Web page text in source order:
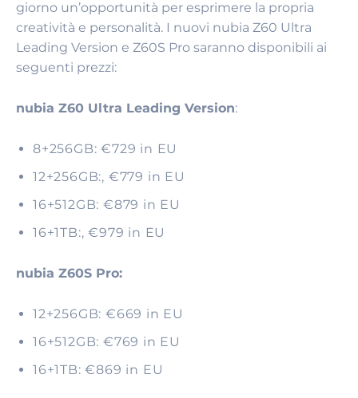
giorno un’opportunità per esprimere la propria
creatività e personalità. I nuovi nubia Z60 Ultra
Leading Version e Z60S Pro saranno disponibili ai
seguenti prezzi:
nubia Z60 Ultra Leading Version:
8+256GB: €729 in EU
12+256GB:, €779 in EU
16+512GB: €879 in EU
16+1TB:, €979 in EU
nubia Z60S Pro:
12+256GB: €669 in EU
16+512GB: €769 in EU
16+1TB: €869 in EU